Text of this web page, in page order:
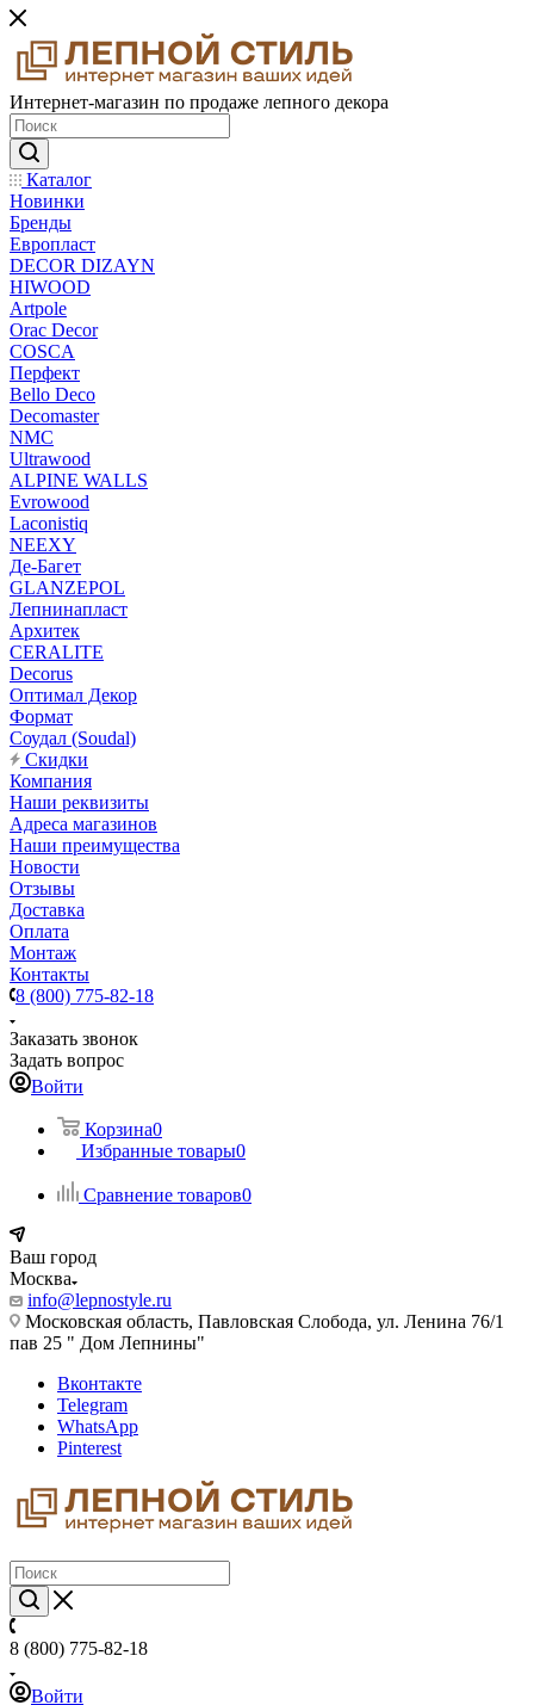
Интернет-магазин по продаже лепного декора
Каталог
Новинки
Бренды
Европласт
DECOR DIZAYN
HIWOOD
Artpole
Orac Decor
COSCA
Перфект
Bello Deco
Decomaster
NMС
Ultrawood
ALPINE WALLS
Evrowood
Laconistiq
NEEXY
Де-Багет
GLANZEPOL
Лепнинапласт
Архитек
CERALITE
Decorus
Оптимал Декор
Формат
Соудал (Soudal)
Скидки
Компания
Наши реквизиты
Адреса магазинов
Наши преимущества
Новости
Отзывы
Доставка
Оплата
Монтаж
Контакты
8 (800) 775-82-18
Заказать звонок
Задать вопрос
Войти
Корзина0
Избранные товары0
Сравнение товаров0
Ваш город
Москва
info@lepnostyle.ru
Московская область, Павловская Слобода, ул. Ленина 76/1
пав 25 " Дом Лепнины"
Вконтакте
Telegram
WhatsApp
Pinterest
8 (800) 775-82-18
Войти